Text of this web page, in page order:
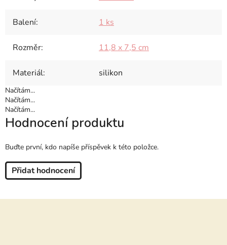
Balení: 1 ks
Rozměr: 11,8 x 7,5 cm
Materiál: silikon
Načítám...
Načítám...
Načítám...
Hodnocení produktu
Buďte první, kdo napíše příspěvek k této položce.
Přidat hodnocení